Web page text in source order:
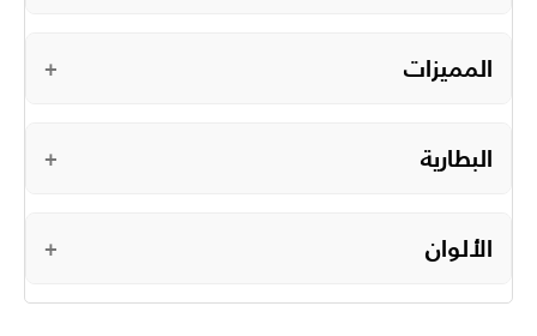
المميزات +
البطارية +
الألوان +